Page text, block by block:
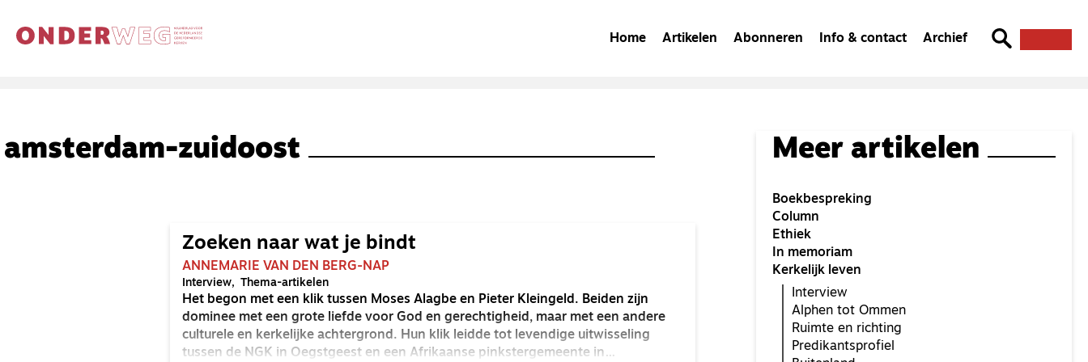
Home Artikelen Abonneren Info & contact Archief
amsterdam-zuidoost
Zoeken naar wat je bindt
ANNEMARIE VAN DEN BERG-NAP
Interview Thema-artikelen
Het begon met een klik tussen Moses Alagbe en Pieter Kleingeld. Beiden zijn
dominee met een grote liefde voor God en gerechtigheid, maar met een andere
culturele en kerkelijke achtergrond. Hun klik leidde tot levendige uitwisseling
tussen de NGK in Oegstgeest en een Afrikaanse pinkstergemeente in
Meer artikelen
Boekbespreking
Column
Ethiek
In memoriam
Kerkelijk leven
Interview
Alphen tot Ommen
Ruimte en richting
Predikantsprofiel